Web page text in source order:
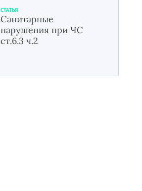
СТАТЬЯ
Санитарные
нарушения при ЧС
ст.6.3 ч.2